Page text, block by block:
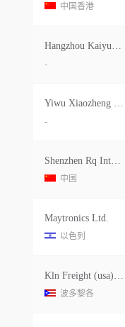
中国香港
Hangzhou Kaiyuelai Trading
-
Yiwu Xiaozheng Trading
-
Shenzhen Rq International Logistics
中国
Maytronics Ltd.
以色列
Kln Freight (usa) Inc.
波多黎各